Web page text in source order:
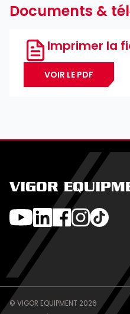
Documents &
Imprimer la
VOIR LE PDF
VIGOR
© VIGOR EQUIPMENT 2026